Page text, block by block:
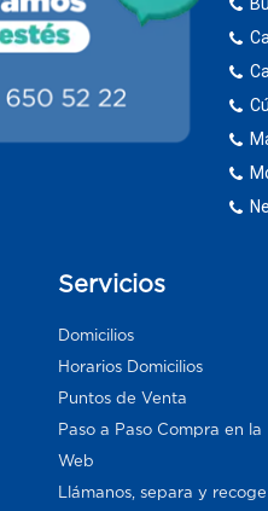
Servicios
Domicilios
Horarios Domicilios
Puntos de Venta
Paso a Paso Compra en la
Web
Llámanos, separa y recoge